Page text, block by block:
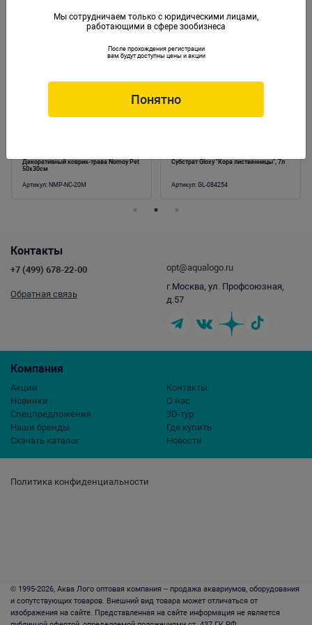
Аналогичные товары
Декоративный коврик-трава Nomoy Pet
50х30см
Артикул: NMP-NC-20M
Субстрат Gloxy "Кора лиственницы", 7л
Артикул: GL-084254
Политика конфиденциальности
Компания
Акции
Новинки
Спецпредложения
Наши бренды
Скачать каталог
Контакты
О нас
3D-тур
Где купить
Новости
Контакты
+7 (499) 678-22-00
Обратная связь
opt@aqualogo.ru
г.Москва, ул. Профсоюзная,
д.57
© 1995-2026, Аква Лого оптовая компания – продажа аквариумов, оборудования
и сопутствующих товаров. Внешний вид товара может отличаться от
изображения на сайте. Представленная на сайте информация не является
Мы сотрудничаем только с юридическими лицами,
работающими в сфере зообизнеса
После прохождения регистрации
вам будут доступны цены и акции
Понятно